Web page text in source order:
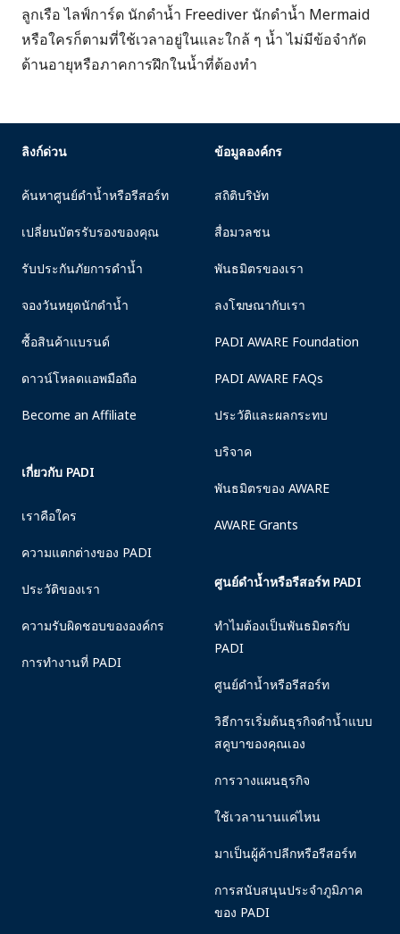
ลูกเรือ ไลฟ์การ์ด นักดำน้ำ Freediver นักดำน้ำ Mermaid
หรือใครก็ตามที่ใช้เวลาอยู่ในและใกล้ ๆ น้ำ ไม่มีข้อจำกัด
ด้านอายุหรือภาคการฝึกในน้ำที่ต้องทำ
ลิงก์ด่วน
ค้นหาศูนย์ดำน้ำหรือรีสอร์ท
เปลี่ยนบัตรรับรองของคุณ
รับประกันภัยการดำน้ำ
จองวันหยุดนักดำน้ำ
ซื้อสินค้าแบรนด์
ดาวน์โหลดแอพมือถือ
Become an Affiliate
เกี่ยวกับ PADI
เราคือใคร
ความแตกต่างของ PADI
ประวัติของเรา
ความรับผิดชอบขององค์กร
การทำงานที่ PADI
ข้อมูลองค์กร
สถิติบริษัท
สื่อมวลชน
พันธมิตรของเรา
ลงโฆษณากับเรา
PADI AWARE Foundation
PADI AWARE FAQs
ประวัติและผลกระทบ
บริจาค
พันธมิตรของ AWARE
AWARE Grants
ศูนย์ดำน้ำหรือรีสอร์ท PADI
ทำไมต้องเป็นพันธมิตรกับ
PADI
ศูนย์ดำน้ำหรือรีสอร์ท
วิธีการเริ่มต้นธุรกิจดำน้ำแบบ
สคูบาของคุณเอง
การวางแผนธุรกิจ
ใช้เวลานานแค่ไหน
มาเป็นผู้ค้าปลีกหรือรีสอร์ท
การสนับสนุนประจำภูมิภาค
ของ PADI